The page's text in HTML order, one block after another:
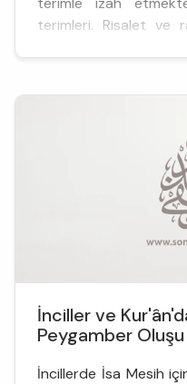
terimleri. Risalet ve
nebî rasûl...
İnciller ve
Peygamber Oluşu
İncillerde İsa Mesih